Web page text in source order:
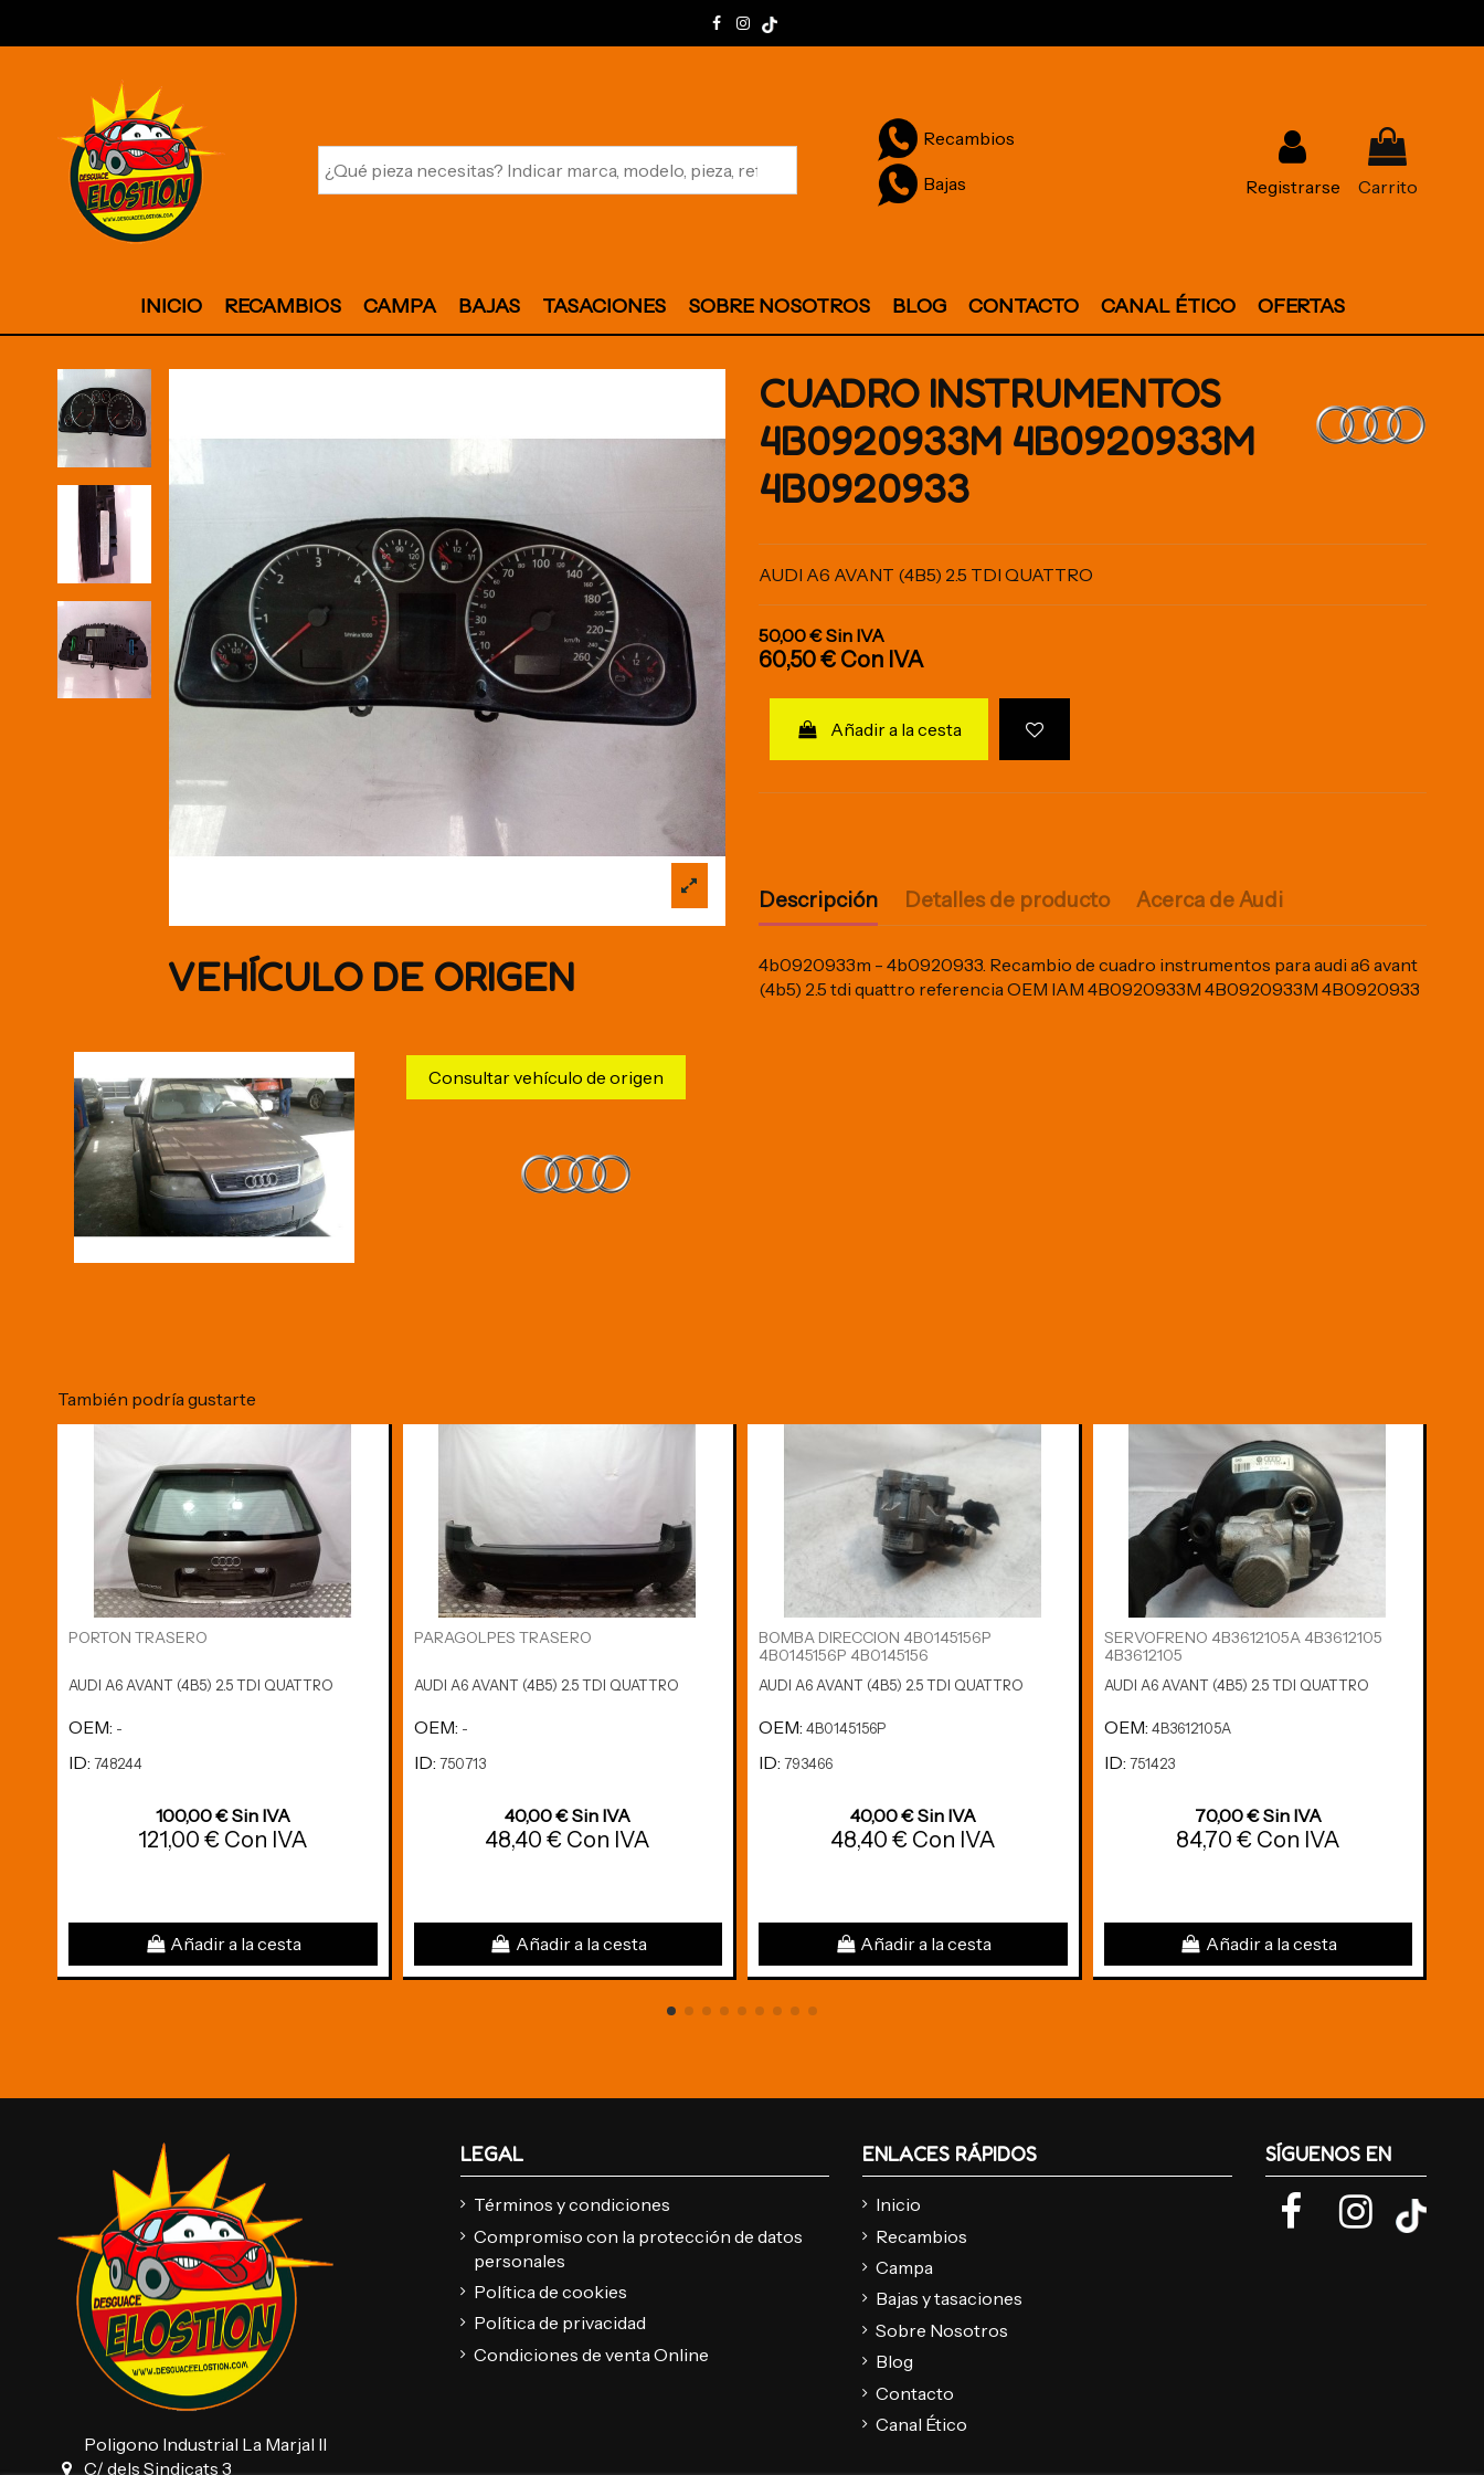
Recambios
Bajas Registrarse Carrito
INICIO RECAMBIOS CAMPA BAJAS TASACIONES SOBRE NOSOTROS BLOG CONTACTO CANAL ÉTICO OFERTAS
VEHÍCULO DE ORIGEN
Consultar vehículo de origen
CUADRO INSTRUMENTOS
4B0920933M 4B0920933M
4B0920933
AUDI A6 AVANT (4B5) 2.5 TDI QUATTRO
50,00 €Sin IVA
60,50 € Con IVA
Añadir a la cesta
Descripción Detalles de producto Acerca de Audi
4b0920933m - 4b0920933. Recambio de cuadro instrumentos para audi a6 avant
(4b5) 2.5 tdi quattro referencia OEM IAM 4B0920933M 4B0920933M 4B0920933
También podría gustarte
PORTON TRASERO
AUDI A6 AVANT (4B5) 2.5 TDI QUATTRO
OEM: -
ID: 748244
100,00 € Sin IVA
121,00 € Con IVA
Añadir a la cesta
PARAGOLPES TRASERO
AUDI A6 AVANT (4B5) 2.5 TDI QUATTRO
OEM: -
ID: 750713
40,00 € Sin IVA
48,40 € Con IVA
Añadir a la cesta
BOMBA DIRECCION 4B0145156P
4B0145156P 4B0145156
AUDI A6 AVANT (4B5) 2.5 TDI QUATTRO
OEM: 4B0145156P
ID: 793466
40,00 € Sin IVA
48,40 € Con IVA
Añadir a la cesta
SERVOFRENO 4B3612105A 4B3612105
4B3612105
AUDI A6 AVANT (4B5) 2.5 TDI QUATTRO
OEM: 4B3612105A
ID: 751423
70,00 € Sin IVA
84,70 € Con IVA
Añadir a la cesta
Poligono Industrial La Marjal II
C/ dels Sindicats 3
LEGAL
Términos y condiciones
Compromiso con la protección de datos
personales
Política de cookies
Política de privacidad
Condiciones de venta Online
ENLACES RÁPIDOS
Inicio
Recambios
Campa
Bajas y tasaciones
Sobre Nosotros
Blog
Contacto
Canal Ético
SÍGUENOS EN